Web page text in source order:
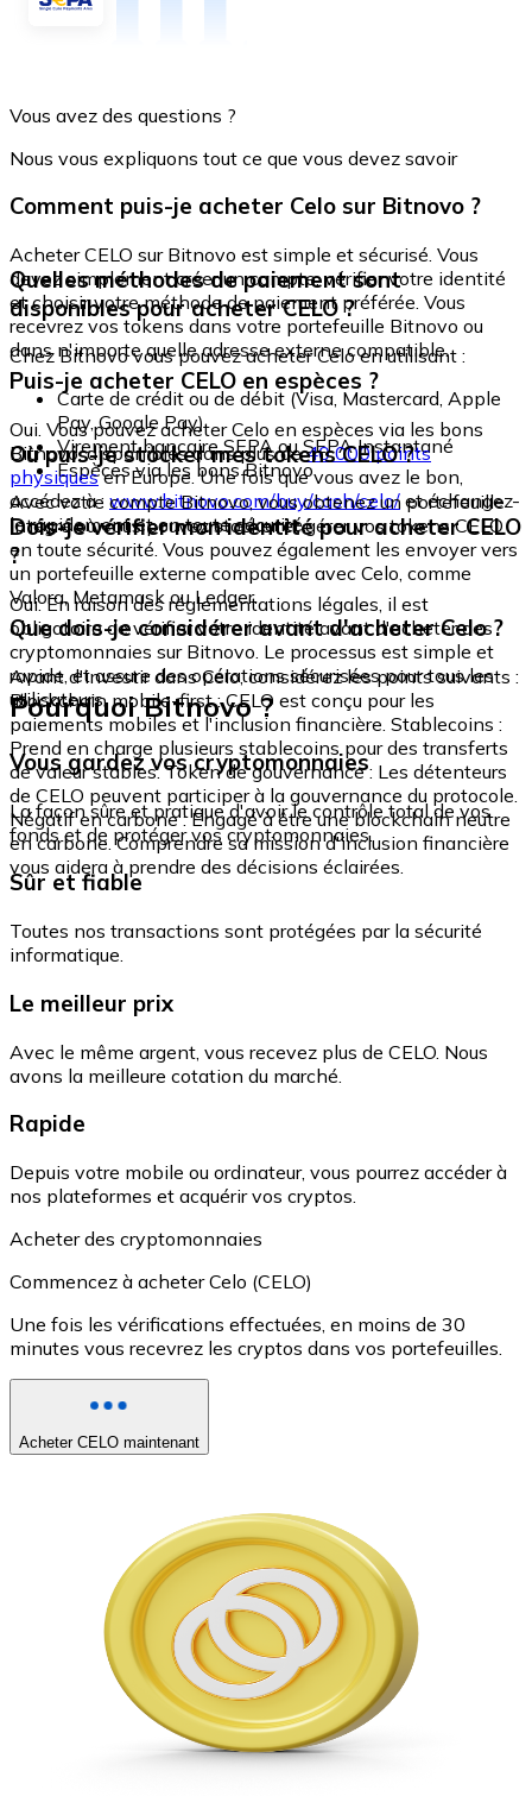
Vous avez des questions ?
Nous vous expliquons tout ce que vous devez savoir
Comment puis-je acheter Celo sur Bitnovo ?
Acheter CELO sur Bitnovo est simple et sécurisé. Vous
devez simplement créer un compte, vérifier votre identité
et choisir votre méthode de paiement préférée. Vous
recevrez vos tokens dans votre portefeuille Bitnovo ou
dans n'importe quelle adresse externe compatible.
Quelles méthodes de paiement sont
disponibles pour acheter CELO ?
Chez Bitnovo vous pouvez acheter Celo en utilisant :
Carte de crédit ou de débit (Visa, Mastercard, Apple
Pay, Google Pay)
Virement bancaire SEPA ou SEPA Instantané
Espèces via les bons Bitnovo
Puis-je acheter CELO en espèces ?
Oui. Vous pouvez acheter Celo en espèces via les bons
Bitnovo, disponibles dans plus de40 000 points
physiquesen Europe. Une fois que vous avez le bon,
accédez à : www.bitnovo.com/buy/cash/celo/ et échangez-
le rapidement et en toute sécurité.
Où puis-je stocker mes tokens CELO ?
Avec votre compte Bitnovo, vous obtenez un portefeuille
intégré où vous pouvez stocker et gérer vos tokens CELO
en toute sécurité. Vous pouvez également les envoyer vers
un portefeuille externe compatible avec Celo, comme
Valora, Metamask ou Ledger.
Dois-je vérifier mon identité pour acheter CELO
?
Oui. En raison des réglementations légales, il est
obligatoire de vérifier votre identité avant d'acheter des
cryptomonnaies sur Bitnovo. Le processus est simple et
rapide, et assure des opérations sécurisées pour tous les
utilisateurs.
Que dois-je considérer avant d'acheter Celo ?
Avant d'investir dans Celo, considérez les points suivants :
Blockchain mobile-first : CELO est conçu pour les
paiements mobiles et l'inclusion financière. Stablecoins :
Prend en charge plusieurs stablecoins pour des transferts
de valeur stables. Token de gouvernance : Les détenteurs
de CELO peuvent participer à la gouvernance du protocole.
Négatif en carbone : Engagé à être une blockchain neutre
en carbone. Comprendre sa mission d'inclusion financière
vous aidera à prendre des décisions éclairées.
Pourquoi Bitnovo ?
Vous gardez vos cryptomonnaies
La façon sûre et pratique d'avoir le contrôle total de vos
fonds et de protéger vos cryptomonnaies.
Sûr et fiable
Toutes nos transactions sont protégées par la sécurité
informatique.
Le meilleur prix
Avec le même argent, vous recevez plus de CELO. Nous
avons la meilleure cotation du marché.
Rapide
Depuis votre mobile ou ordinateur, vous pourrez accéder à
nos plateformes et acquérir vos cryptos.
Acheter des cryptomonnaies
Commencez à acheter Celo (CELO)
Une fois les vérifications effectuées, en moins de 30
minutes vous recevrez les cryptos dans vos portefeuilles.
Acheter CELO maintenant